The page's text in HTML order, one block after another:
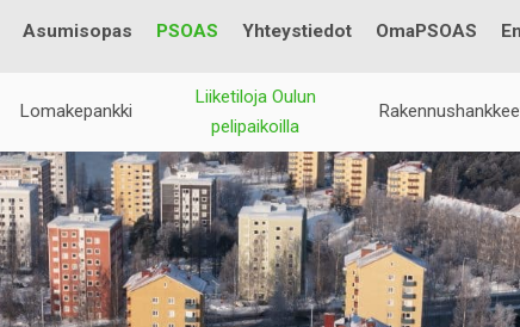
Testi
Asumisopas PSOAS
Lomakepankki
Liiketiloja Oulun
pelipaikoilla
Yhteystiedot OmaPSOAS